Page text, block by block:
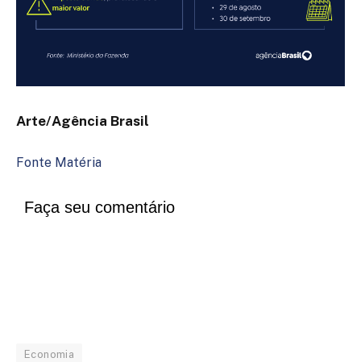
Arte/Agência Brasil
Fonte Matéria
Faça seu comentário
Economia